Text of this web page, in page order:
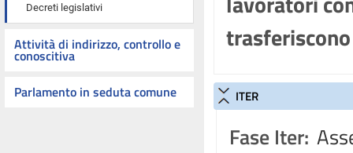
Decreti legislativi
Attività di indirizzo, controllo e
conoscitiva
Parlamento in seduta comune
ITER
Fase Iter: